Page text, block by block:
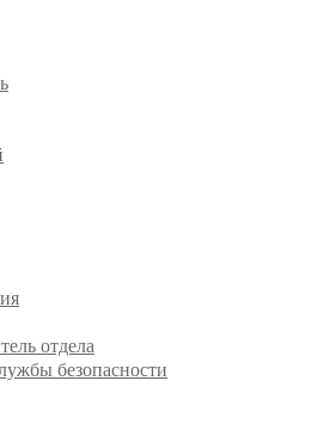
отдела
безопасности